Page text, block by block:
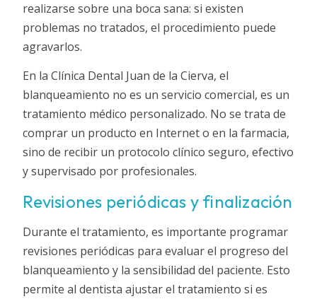
realizarse sobre una boca sana: si existen
problemas no tratados, el procedimiento puede
agravarlos.
En la Clínica Dental Juan de la Cierva, el
blanqueamiento no es un servicio comercial, es un
tratamiento médico personalizado. No se trata de
comprar un producto en Internet o en la farmacia,
sino de recibir un protocolo clínico seguro, efectivo
y supervisado por profesionales.
Revisiones periódicas y finalización
Durante el tratamiento, es importante programar
revisiones periódicas para evaluar el progreso del
blanqueamiento y la sensibilidad del paciente. Esto
permite al dentista ajustar el tratamiento si es